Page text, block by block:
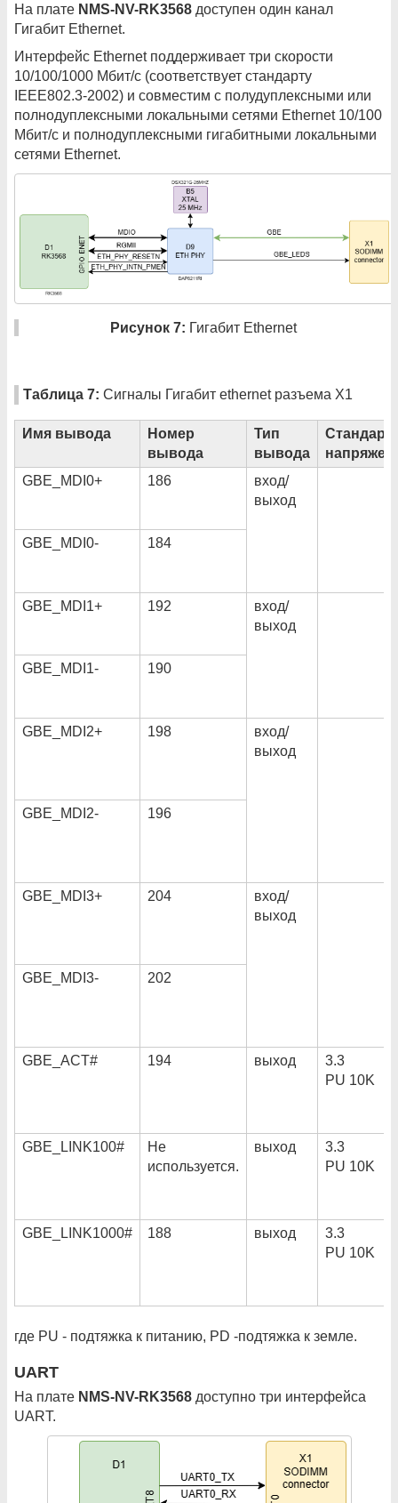
На плате NMS-NV-RK3568 доступен один канал
Гигабит Ethernet.
Интерфейс Ethernet поддерживает три скорости
10/100/1000 Мбит/с (соответствует стандарту
IEEE802.3-2002) и совместим с полудуплексными или
полнодуплексными локальными сетями Ethernet 10/100
Мбит/с и полнодуплексными гигабитными локальными
сетями Ethernet.
Рисунок 7: Гигабит Ethernet
Таблица 7: Сигналы Гигабит ethernet разъема X1
Имя вывода
Номер
вывода
Тип
вывода
GBE_MDI0+
186
вход/
выход
GBE_MDI0- 184
GBE_MDI1+ 192
вход/
выход
GBE_MDI1- 190
GBE_MDI2+ 198
вход/
выход
GBE_MDI2- 196
GBE_MDI3+ 204
вход/
выход
GBE_MDI3- 202
GBE_ACT# 194 выход
3.3
PU 10K
GBE_LINK100#
Не
используется.
выход
3.3
PU 10K
GBE_LINK1000# 188 выход
3.3
PU 10K
где PU - подтяжка к питанию, PD -подтяжка к земле.
UART
На плате NMS-NV-RK3568 доступно три интерфейса
UART.